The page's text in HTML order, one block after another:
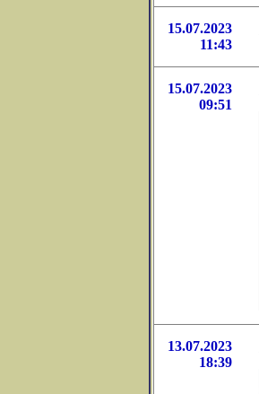
15.07.2023
11:43
15.07.2023
09:51
13.07.2023
18:39